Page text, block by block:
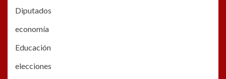
Diputados
economía
Educación
elecciones